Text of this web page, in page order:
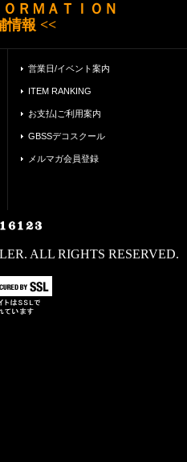
ＲＭＡＴＩＯＮ
情報 <<
営業日/イベント案内
ITEM RANKING
お支払|ご利用案内
GBSSデコスクール
メルマガ会員登録
ALL RIGHTS RESERVED.